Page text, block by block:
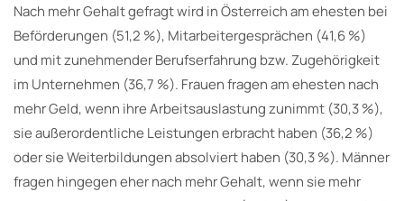
Nach mehr Gehalt gefragt wird in Österreich am ehesten bei
Beförderungen (51,2 %), Mitarbeitergesprächen (41,6 %)
und mit zunehmender Berufserfahrung bzw. Zugehörigkeit
im Unternehmen (36,7 %). Frauen fragen am ehesten nach
mehr Geld, wenn ihre Arbeitsauslastung zunimmt (30,3 %),
sie außerordentliche Leistungen erbracht haben (36,2 %)
oder sie Weiterbildungen absolviert haben (30,3 %). Männer
fragen hingegen eher nach mehr Gehalt, wenn sie mehr